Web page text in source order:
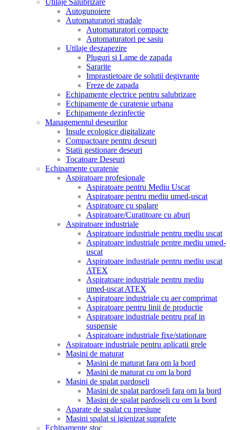
Utilaje Salubrizare
Autogunoiere
Automaturatori stradale
Automaturatori compacte
Automaturatori pe sasiu
Utilaje deszapezire
Pluguri si Lame de zapada
Sararite
Imprastietoare de solutii degivrante
Freze de zapada
Echipamente electrice pentru salubrizare
Echipamente de curatenie urbana
Echipamente dezinfectie
Managementul deseurilor
Insule ecologice digitalizate
Compactoare pentru deseuri
Statii gestionare deseuri
Tocatoare Deseuri
Echipamente curatenie
Aspiratoare profesionale
Aspiratoare pentru Mediu Uscat
Aspiratoare pentru mediu umed-uscat
Aspiratoare cu spalare
Aspiratoare/Curatitoare cu aburi
Aspiratoare industriale
Aspiratoare industriale pentru mediu uscat
Aspiratoare industriale pentre mediu umed-
uscat
Aspiratoare industriale pentru mediu uscat
ATEX
Aspiratoare industriale pentru mediu
umed-uscat ATEX
Aspiratoare industriale cu aer comprimat
Aspiratoare pentru linii de productie
Aspiratoare industriale pentru praf in
suspensie
Aspiratoare industriale fixe/stationare
Aspiratoare industriale pentru aplicatii grele
Masini de maturat
Masini de maturat fara om la bord
Masini de maturat cu om la bord
Masini de spalat pardoseli
Masini de spalat pardoseli fara om la bord
Masini de spalat pardoseli cu om la bord
Aparate de spalat cu presiune
Masini spalat si igienizat suprafete
Echipamente stoc